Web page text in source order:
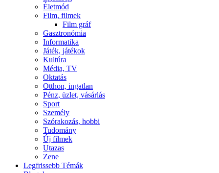
Életmód
Film, filmek
Film gráf
Gasztronómia
Informatika
Játék, játékok
Kultúra
Média, TV
Oktatás
Otthon, ingatlan
Pénz, üzlet, vásárlás
Sport
Személy
Szórakozás, hobbi
Tudomány
Új filmek
Utazas
Zene
Legfrissebb Témák